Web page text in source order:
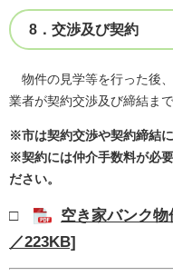
8．交渉及び契約
物件の見学等を行った後
業者が契約交渉及び締結ま
※市は契約交渉や契約締結
※契約には仲介手数料が必
ださい。
□
空き家バンク
／223KB]